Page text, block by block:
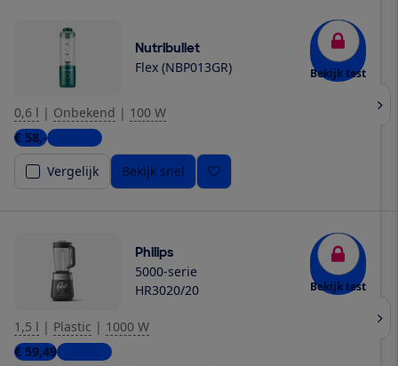
Nutribullet
Flex (NBP013GR) Bekijk test
0,6 l | Onbekend | 100 W
€ 58,-4 winkels
Vergelijk
Bekijk snel
Philips
5000-serie
HR3020/20
Bekijk test
1,5 l | Plastic | 1000 W
€ 59,494 winkels